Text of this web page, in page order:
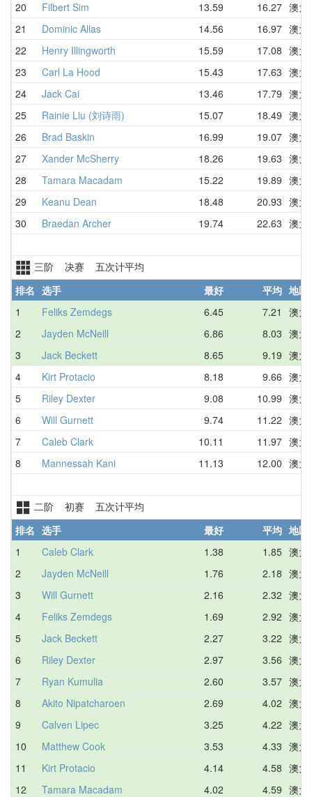
20 Filbert Sim 13.59 16.27 澳大
21
Dominic Allas 14.56 16.97 澳大
22
Henry Illingworth 15.59 17.08 澳大
23
Carl La Hood 15.43 17.63 澳大
24
Jack Cai 13.46 17.79 澳大
25
Rainie Liu (刘诗雨) 15.07 18.49 澳大
26
Brad Baskin 16.99 19.07 澳大
27
Xander McSherry 18.26 19.63 澳大
28
Tamara Macadam 15.22 19.89 澳大
29
Keanu Dean 18.48 20.93 澳大
30
Braedan Archer 19.74 22.63 澳大
三阶 决赛 五次计平均
排名 选手 最好 平均 地区
1
Feliks Zemdegs 6.45 7.21
澳大
2
Jayden McNeill 6.86 8.03 澳大
3
Jack Beckett 8.65 9.19 澳大
4
Kirt Protacio 8.18 9.66 澳大
5
Riley Dexter 9.08 10.99 澳大
6
Will Gurnett 9.74 11.22 澳大
7
Caleb Clark 10.11 11.97 澳大
8
Mannessah Kani 11.13 12.00 澳大
二阶 初赛 五次计平均
排名 选手 最好 平均 地区
1
Caleb Clark 1.38 1.85 澳大
2
Jayden McNeill 1.76 2.18 澳大
3
Will Gurnett 2.16 2.32 澳大
4
Feliks Zemdegs 1.69 2.92 澳大
5
Jack Beckett 2.27 3.22 澳大
6
Riley Dexter 2.97 3.56 澳大
7
Ryan Kumulia 2.60 3.57 澳大
8
Akito Nipatcharoen 2.69 4.02 澳大
9
Calven Lipec 3.25 4.22 澳大
10
Matthew Cook 3.53 4.33 澳大
11
Kirt Protacio 4.14 4.58 澳大
12
Tamara Macadam 4.02 4.59 澳大